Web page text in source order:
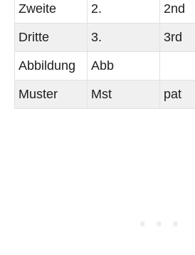
Zweite
2. 2nd
Dritte
3. 3rd
Abbildung
Abb
Muster
Mst pat